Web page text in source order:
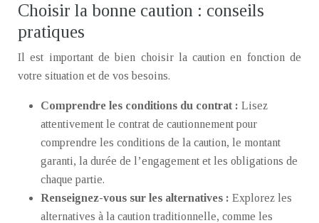
Choisir la bonne caution : conseils
pratiques
Il est important de bien choisir la caution en fonction de
votre situation et de vos besoins.
Comprendre les conditions du contrat : Lisez
attentivement le contrat de cautionnement pour
comprendre les conditions de la caution, le montant
garanti, la durée de l’engagement et les obligations de
chaque partie.
Renseignez-vous sur les alternatives : Explorez les
alternatives à la caution traditionnelle, comme les